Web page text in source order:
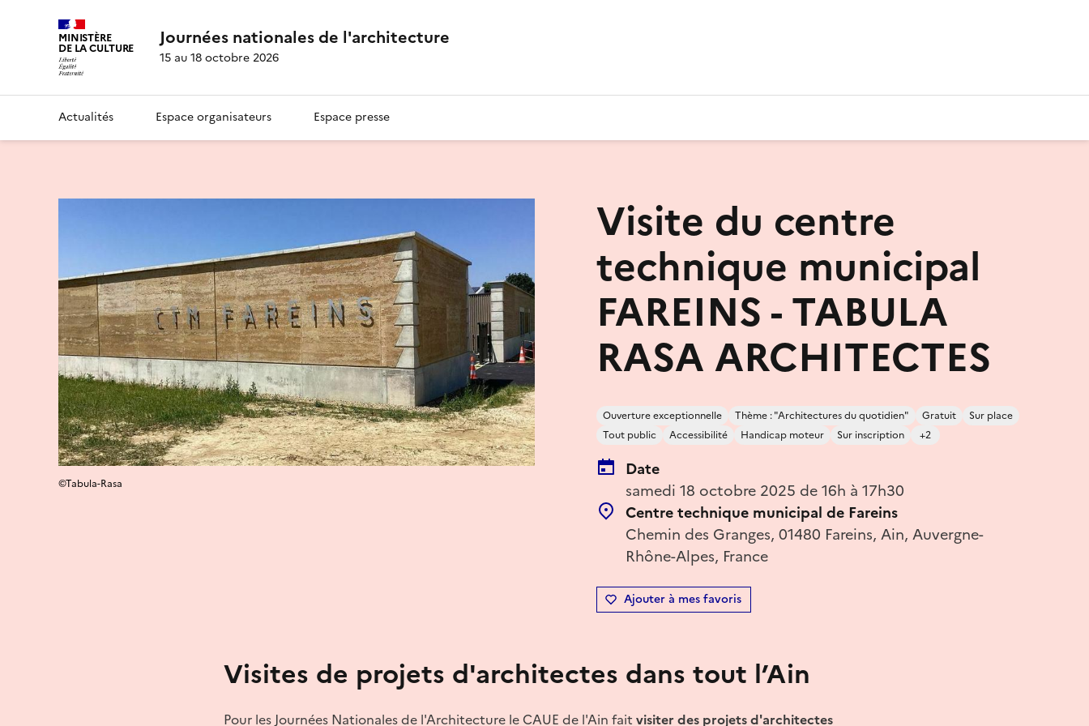
MINISTÈRE
DE LA CULTURE Journées nationales de l'architecture
15 au 18 octobre 2026
Actualités Espace organisateurs Espace presse
Visite du centre
technique municipal
FAREINS - TABULA
RASA ARCHITECTES
Ouverture exceptionnelle Thème : "Architectures du quotidien" Gratuit
Sur place
Tout public
Accessibilité Handicap moteur Sur inscription +2
Date
samedi 18 octobre 2025 de 16h à 17h30
Centre technique municipal de Fareins
Chemin des Granges, 01480 Fareins, Ain, Auvergne-
Rhône-Alpes, France
Ajouter à mes favoris
©Tabula-Rasa
Visites de projets d'architectes dans tout l’Ain
Pour les Journées Nationales de l'Architecture le CAUE de l'Ain fait visiter des projets d'architectes